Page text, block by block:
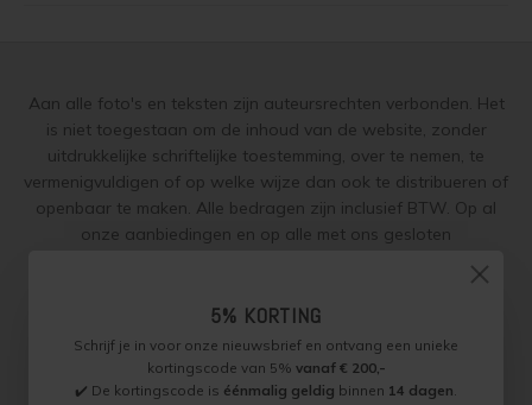
Aan alle foto's en teksten zijn auteursrechten verbonden. Het
is niet toegestaan om de inhoud van de website, zonder
uitdrukkelijke schriftelijke toestemming, over te nemen, te
vermenigvuldigen of op welke wijze dan ook te distribueren of
openbaar te maken. Alle bedragen zijn inclusief BTW. Op al
onze aanbiedingen en op alle met ons gesloten
en de
Aanvullende Voorwaarden van toepassing. Onze adviezen
worden naar beste weten verstrekt, toepassing is altijd op
eigen verantwoordelijkheid.
5% KORTING
Schrijf je in voor onze nieuwsbrief en ontvang een unieke
kortingscode van 5% vanaf € 200,-
✔️ De kortingscode is éénmalig geldig binnen 14 dagen.